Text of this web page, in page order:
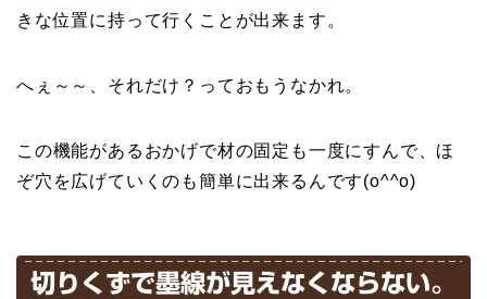
きな位置に持って行くことが出来ます。
へぇ～～、それだけ？っておもうなかれ。
この機能があるおかげで材の固定も一度にすんで、ほ
ぞ穴を広げていくのも簡単に出来るんです(o^^o)
切りくずで墨線が見えなくならない。